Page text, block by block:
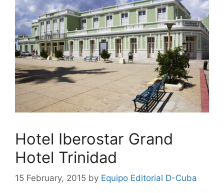
Hotel Iberostar Grand
Hotel Trinidad
15 February, 2015 by Equipo Editorial D-Cuba